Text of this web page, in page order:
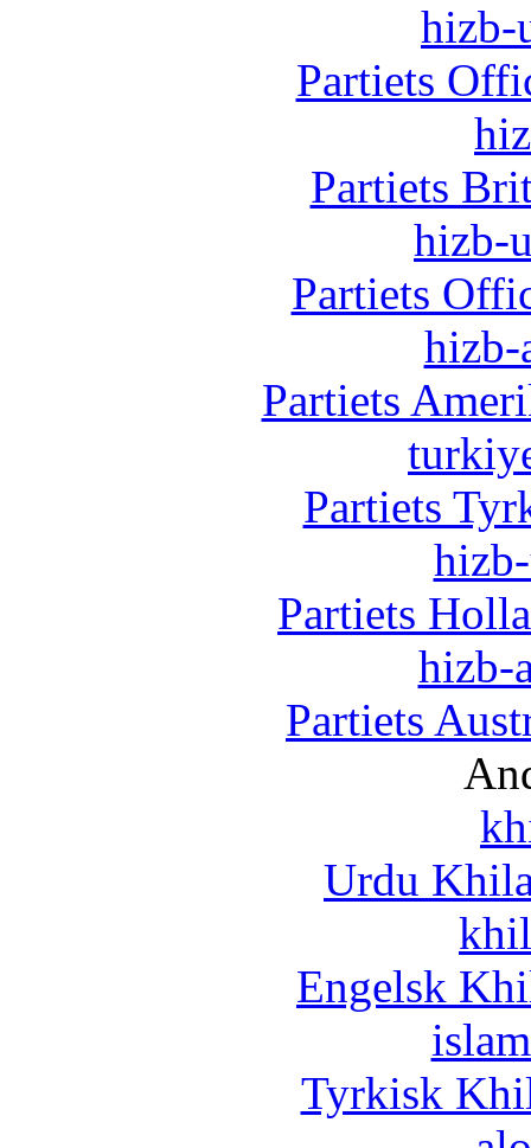
hizb-
Partiets
Partiets
hizb-
Partiets
hizb-
Partiets
Partiets
Partiets
hizb-
Partiets
Urdu
Engelsk
Tyrkisk